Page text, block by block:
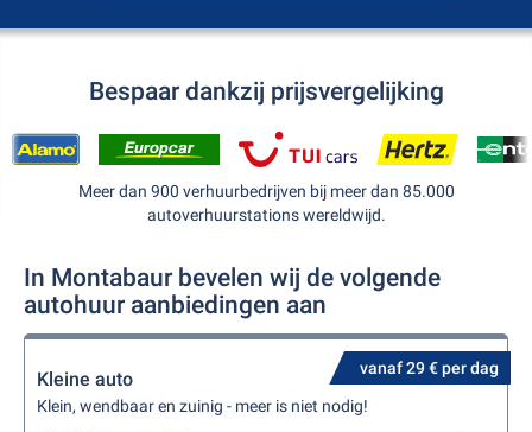
Bespaar dankzij prijsvergelijking
Meer dan 900 verhuurbedrijven bij meer dan 85.000
autoverhuurstations wereldwijd.
In Montabaur bevelen wij de volgende
autohuur aanbiedingen aan
vanaf 29 € per dag
Kleine auto
Klein, wendbaar en zuinig - meer is niet nodig!